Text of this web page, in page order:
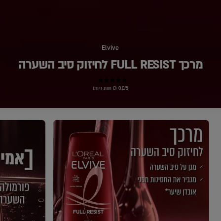
Elvive
מרכך FULL RESIST לחיזוק סיב השערה
0.0/5 (0 חוות דעת)